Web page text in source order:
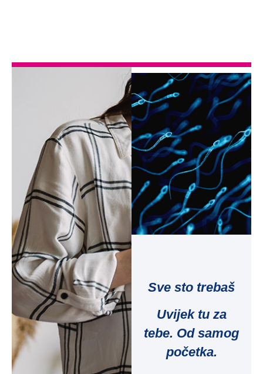
Sve sto trebaš
Uvijek tu za
tebe. Od samog
početka.